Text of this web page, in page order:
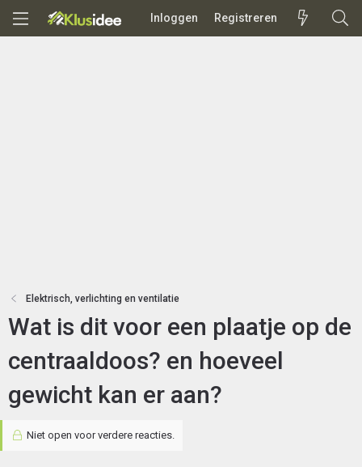
Inloggen Registreren
Elektrisch, verlichting en ventilatie
Wat is dit voor een plaatje op de
centraaldoos? en hoeveel
gewicht kan er aan?
Niet open voor verdere reacties.